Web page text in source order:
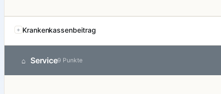
Krankenkassenbeitrag
⌂ Service9 Punkte